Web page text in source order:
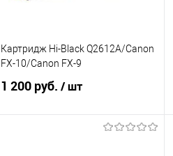
Картридж Hi-Black Q2612A/Canon
FX-10/Canon FX-9
1 200 руб. / шт